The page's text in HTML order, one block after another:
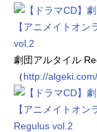
【アニメイトオ
vol.2
劇団アルタイル
（http://
【アニメイトオ
Regulus vol.2